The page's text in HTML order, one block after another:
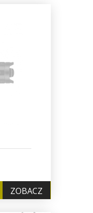
ZOBACZ